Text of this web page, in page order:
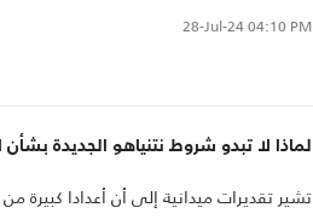
الوزراء الإسرائيلي بنيامين نتنياهو..
28-Jul-2404:10 PM
لماذا لا تبدو شروط نتنياهو الجديدة
تشير تقديرات ميدانية إلى أن أعدادا كبيرة